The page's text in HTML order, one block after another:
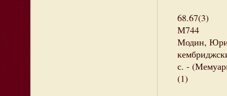
68.67(3)
М744
Модин,
с. -
(1)